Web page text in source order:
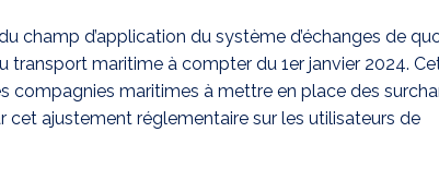
champ d’application du système d’échanges de
transport maritime à compter du 1er janvier 2024.
compagnies maritimes à mettre en place des
cet ajustement réglementaire sur les utilisateurs de